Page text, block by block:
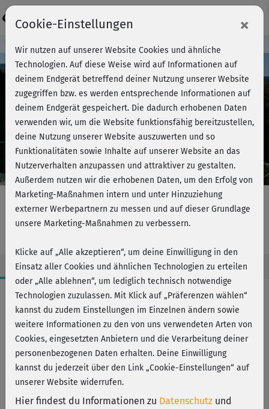
Play
Video
Kursvorschau - Jetzt mitmachen!
Dynamic Pilates - Flow 1 easy
Workout-Facts
leicht
45 Min
122 kcal
Michaela Süßbauer
Cookie-Einstellungen ×
Wir nutzen auf unserer Website Cookies und ähnliche
Technologien. Auf diese Weise wird auf Informationen auf
deinem Endgerät betreffend deiner Nutzung unserer Website
zugegriffen bzw. es werden entsprechende Informationen auf
deinem Endgerät gespeichert. Die dadurch erhobenen Daten
verwenden wir, um die Website funktionsfähig bereitzustellen,
deine Nutzung unserer Website auszuwerten und so
Funktionalitäten sowie Inhalte auf unserer Website an das
Nutzerverhalten anzupassen und attraktiver zu gestalten.
Außerdem nutzen wir die erhobenen Daten, um den Erfolg von
Marketing-Maßnahmen intern und unter Hinzuziehung
externer Werbepartnern zu messen und auf dieser Grundlage
unsere Marketing-Maßnahmen zu verbessern.
Klicke auf „Alle akzeptieren“, um deine Einwilligung in den
Einsatz aller Cookies und ähnlichen Technologien zu erteilen
oder „Alle ablehnen“, um lediglich technisch notwendige
Technologien zuzulassen. Mit Klick auf „Präferenzen wählen“
kannst du zudem Einstellungen im Einzelnen ändern sowie
weitere Informationen zu den von uns verwendeten Arten von
Cookies, eingesetzten Anbietern und die Verarbeitung deiner
personenbezogenen Daten erhalten. Deine Einwilligung
kannst du jederzeit über den Link „Cookie-Einstellungen“ auf
unserer Website widerrufen.
Hier findest du Informationen zu Datenschutz und